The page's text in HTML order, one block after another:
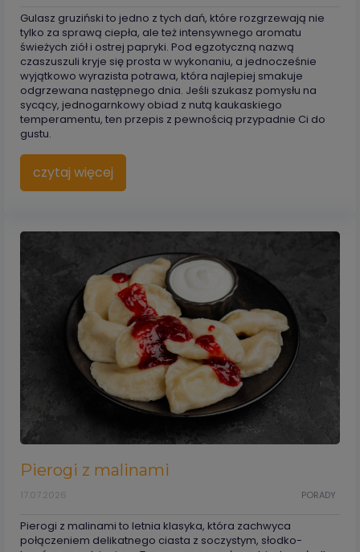
Gulasz gruziński to jedno z tych dań, które rozgrzewają nie
tylko za sprawą ciepła, ale też intensywnego aromatu
świeżych ziół i ostrej papryki. Pod egzotyczną nazwą
czaszuszuli kryje się prosta w wykonaniu, a jednocześnie
wyjątkowo wyrazista potrawa, która najlepiej smakuje
odgrzewana następnego dnia. Jeśli szukasz pomysłu na
sycący, jednogarnkowy obiad z nutą kaukaskiego
temperamentu, ten przepis z pewnością przypadnie Ci do
gustu.
czytaj więcej
Pierogi z malinami
PORADY
17.07.2026
Pierogi z malinami to letnia klasyka, która zachwyca
połączeniem delikatnego ciasta z soczystym, słodko-